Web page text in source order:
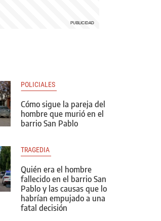
POLICIALES
Cómo sigue la pareja del
hombre que murió en el
barrio San Pablo
TRAGEDIA
Quién era el hombre
fallecido en el barrio San
Pablo y las causas que lo
habrían empujado a una
fatal decisión